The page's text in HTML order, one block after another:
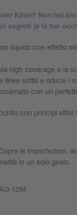
Killer? Non hai
segreti (e le tue
liquido con effetto
high coverage e la
linee sottili e riduce i
con un
con principi attivi
le imperfezioni,
in un solo gesto.
12M